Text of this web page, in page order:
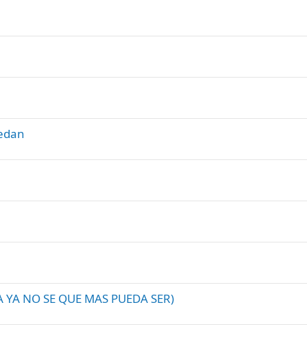
NO SE QUE MAS PUEDA SER)